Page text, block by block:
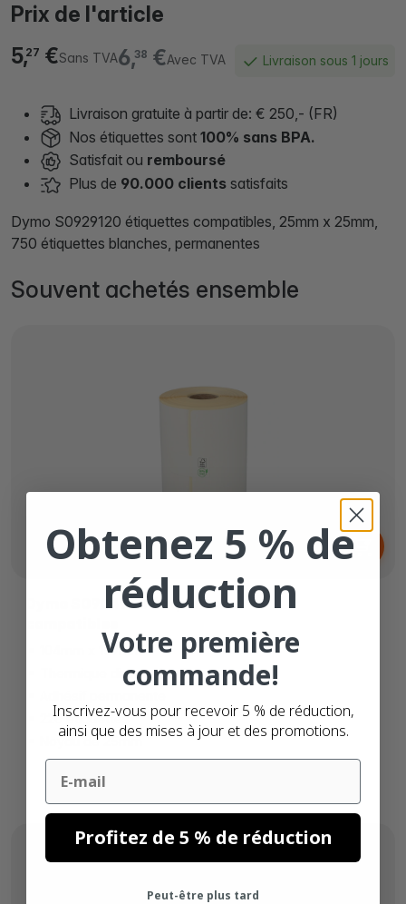
Prix de l'article
6,38 €Avec TVA
5,27 €Sans TVA Livraison sous 1 jours
Livraison gratuite à partir de: € 250,- (FR)
Nos étiquettes sont 100% sans BPA.
Satisfait ou remboursé
Plus de 90.000 clients satisfaits
Dymo S0929120 étiquettes compatibles, 25mm x 25mm,
750 étiquettes blanches, permanentes
Souvent achetés ensemble
Dès
6,29 €
Dymo S0904980 étiquettes
104mm x 159mm
Thermique directe (top)
220 étiquettes
Noyau de 25mm
Obtenez 5 % de
réduction
Votre première
commande!
Inscrivez-vous pour recevoir 5 % de réduction,
ainsi que des mises à jour et des promotions.
Email
Profitez de 5 % de réduction
Peut-être plus tard